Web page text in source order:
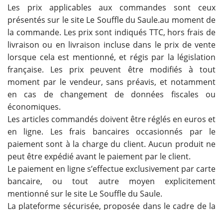
Les prix applicables aux commandes sont ceux
présentés sur le site Le Souffle du Saule.au moment de
la commande. Les prix sont indiqués TTC, hors frais de
livraison ou en livraison incluse dans le prix de vente
lorsque cela est mentionné, et régis par la législation
française. Les prix peuvent être modifiés à tout
moment par le vendeur, sans préavis, et notamment
en cas de changement de données fiscales ou
économiques.
Les articles commandés doivent être réglés en euros et
en ligne. Les frais bancaires occasionnés par le
paiement sont à la charge du client. Aucun produit ne
peut être expédié avant le paiement par le client.
Le paiement en ligne s’effectue exclusivement par carte
bancaire, ou tout autre moyen explicitement
mentionné sur le site Le Souffle du Saule.
La plateforme sécurisée, proposée dans le cadre de la